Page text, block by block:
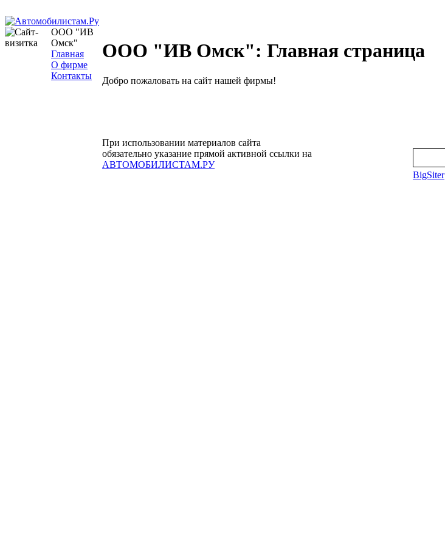
ООО "ИВ
Омск"
Главная
О фирме
Контакты
ООО "ИВ Омск": Главная страница
Добро пожаловать на сайт нашей фирмы!
При использовании материалов сайта
обязательно указание прямой активной ссылки на
АВТОМОБИЛИСТАМ.РУ
BigSiter